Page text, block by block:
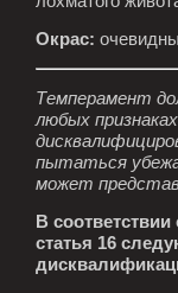
Окрас:
Темперамент
любых
пытаться
может
В
статья 16